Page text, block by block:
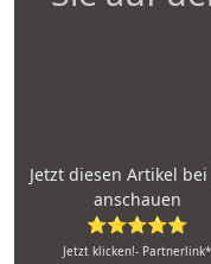
Jetzt diesen Artikel bei
anschauen
⭐⭐⭐⭐⭐
Jetzt klicken!- Partnerlink*